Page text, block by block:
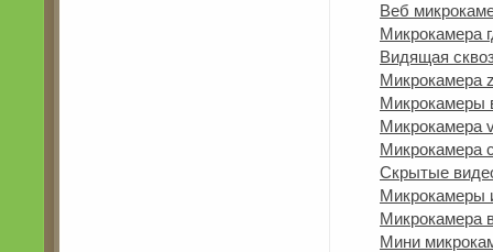
Веб
Микрокамера
Видящая
Микрокамера
Микрокамеры
Микрокамера
Микрокамера
Скрытые
Микрокамеры
Микрокамера
Мини